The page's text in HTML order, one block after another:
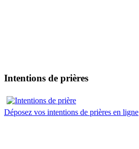
Intentions de prières
Déposez vos intentions de prières en ligne